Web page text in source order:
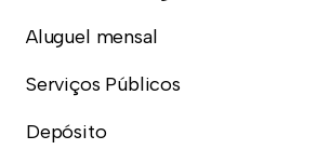
Aluguel mensal
Serviços Públicos
Depósito